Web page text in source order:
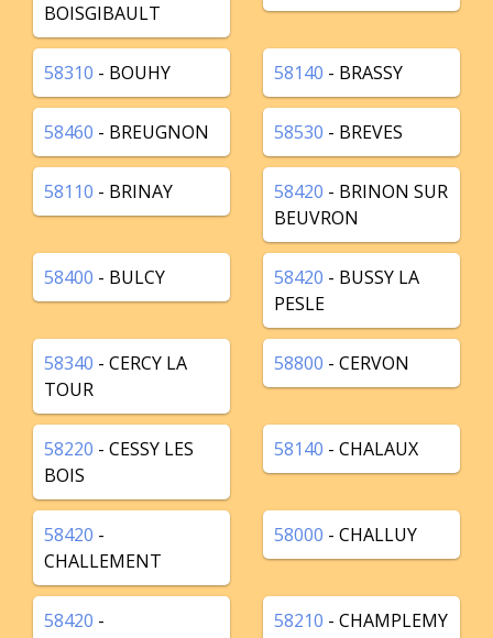
BOISGIBAULT
58310 - BOUHY 58140 - BRASSY
58460 - BREUGNON 58530 - BREVES
58110 - BRINAY 58420 - BRINON SUR
BEUVRON
58400 - BULCY 58420 - BUSSY LA
PESLE
58340 - CERCY LA
TOUR
58800 - CERVON
58220 - CESSY LES
BOIS
58140 - CHALAUX
58420 -
CHALLEMENT
58000 - CHALLUY
58420 -
58210 - CHAMPLEMY